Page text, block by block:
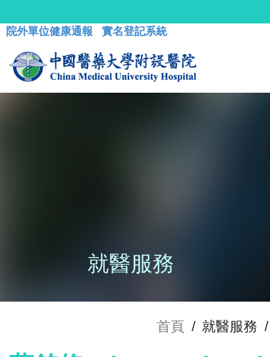
院外單位健康通報 實名登記系統
就醫服務
首頁 / 就醫服務 /